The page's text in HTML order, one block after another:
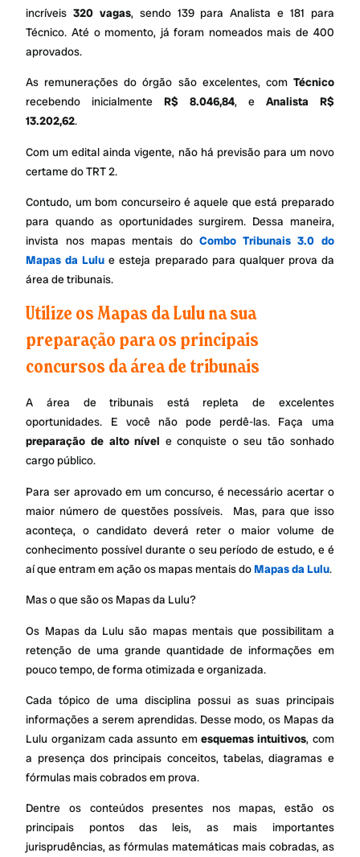
incríveis320 vagas, sendo 139 para Analista e 181 para
Técnico. Até o momento, já foram nomeados mais de 400
aprovados.
As remunerações do órgão são excelentes, com Técnico
recebendo inicialmenteR$ 8.046,84, e Analista R$
13.202,62.
Com um edital ainda vigente, não há previsão para um novo
certame do TRT 2.
Contudo, um bom concurseiro é aquele que está preparado
para quando as oportunidades surgirem. Dessa maneira,
invista nos mapas mentais do Combo Tribunais 3.0 do
Mapas da Lulu e esteja preparado para qualquer prova da
área de tribunais.
Utilize os Mapas da Lulu na sua
preparação para os principais
concursos da área de tribunais
A área de tribunais está repleta de excelentes
oportunidades. E você não pode perdê-las. Faça uma
preparação de alto nível e conquiste o seu tão sonhado
cargo público.
Para ser aprovado em um concurso, é necessário acertar o
maior número de questões possíveis. Mas, para que isso
aconteça, o candidato deverá reter o maior volume de
conhecimento possível durante o seu período de estudo, e é
aí que entram em ação os mapas mentais doMapas da Lulu.
Mas o que são os Mapas da Lulu?
Os Mapas da Lulu são mapas mentais que possibilitam a
retenção de uma grande quantidade de informações em
pouco tempo, de forma otimizada e organizada.
Cada tópico de uma disciplina possui as suas principais
informações a serem aprendidas. Desse modo, os Mapas da
Lulu organizam cada assunto em esquemas intuitivos, com
a presença dos principais conceitos, tabelas, diagramas e
fórmulas mais cobrados em prova.
Dentre os conteúdos presentes nos mapas, estão os
principais pontos das leis, as mais importantes
jurisprudências, as fórmulas matemáticas mais cobradas, as